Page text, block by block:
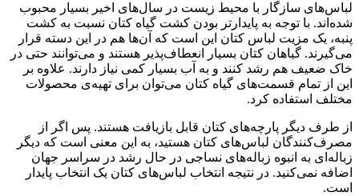
لباس‌های سازگار با محیط زیست در سال‌های اخیر بسیار محبوب
شده‌اند. با توجه به پایدارتر بودن کشت گیاه کتان نسبت به کشت
پنبه، یک مزیت لباس کتان این است که آن‌ها هم در این دسته قرار
می‌گیرند. گیاهان کتان بسیار انعطاف‌پذیر هستند و می‌توانند حتی در
خاک ضعیف هم رشد کنند و به آب بسیار کمی نیاز دارند. علاوه‌ بر
این از تمام قسمت‌های گیاه کتان می‌توان برای تهیه‌ی محصولات
مختلف استفاده کرد.
از طرف دیگر پارچه‌های کتان قابل بازیافت هستند. پس اگر از
مصرف‌کنندگان لبا‍‌س‌های کتان هستید، به این معنی است که دیگر
زباله‌‌ای به انبوه زباله‌های نساجی در حال رشد در سراسر جهان
اضافه نمی‌کنید. در نتیجه انتخاب لباس‌های کتان یک انتخاب پایدار
است.